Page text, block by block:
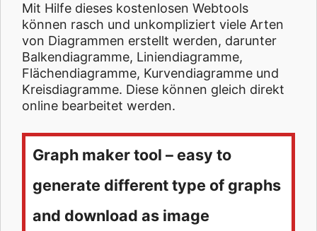
Mit Hilfe dieses kostenlosen Webtools
können rasch und unkompliziert viele Arten
von Diagrammen erstellt werden, darunter
Balkendiagramme, Liniendiagramme,
Flächendiagramme, Kurvendiagramme und
Kreisdiagramme. Diese können gleich direkt
online bearbeitet werden.
Graph maker tool – easy to
generate different type of graphs
and download as image